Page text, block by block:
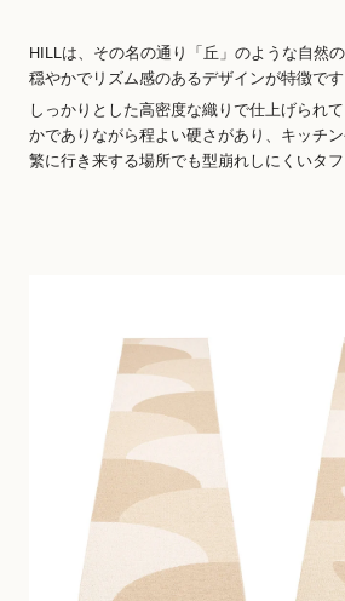
HILLは、その名の通り「丘」のような自然
穏やかでリズム感のあるデザインが特徴です
しっかりとした高密度な織りで仕上げられ
かでありながら程よい硬さがあり、キッチ
繁に行き来する場所でも型崩れしにくいタフ